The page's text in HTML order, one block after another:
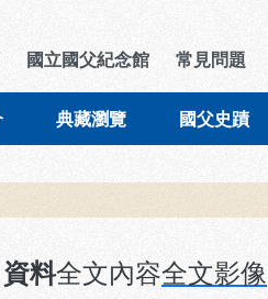
國立國父紀念館 常見問題
典藏瀏覽 國父史蹟
料全文內容全文影像